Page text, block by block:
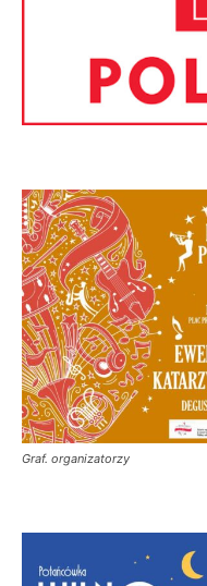
Graf. organizatorzy